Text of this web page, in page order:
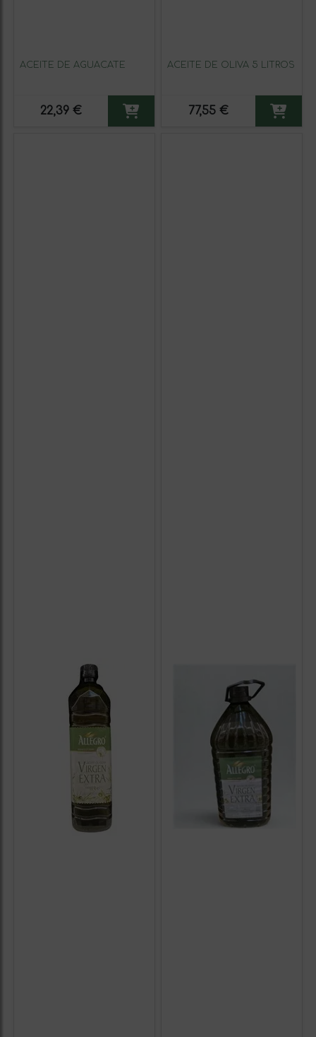
ACEITE DE AGUACATE
22,39 €
ACEITE DE OLIVA 5 LITROS
77,55 €